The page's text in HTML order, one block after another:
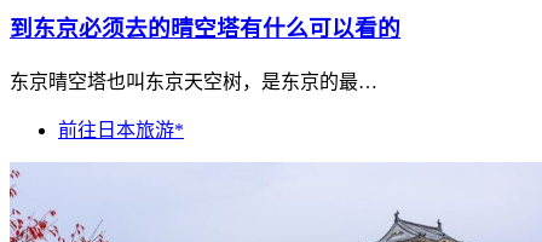
到东京必须去的晴空塔有什么可以看的
东京晴空塔也叫东京天空树，是东京的最…
前往日本旅游*